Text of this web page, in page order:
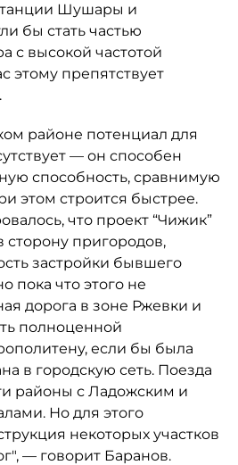
Шушары и
бы стать частью
с высокой частотой
этому препятствует
районе потенциал для
— он способен
способность, сравнимую
этом строится быстрее.
что проект “Чижик”
сторону пригородов,
застройки бывшего
пока что этого не
дорога в зоне Ржевки и
полноценной
если бы была
в городскую сеть. Поезда
районы с Ладожским и
Но для этого
некоторых участков
— говорит Баранов.